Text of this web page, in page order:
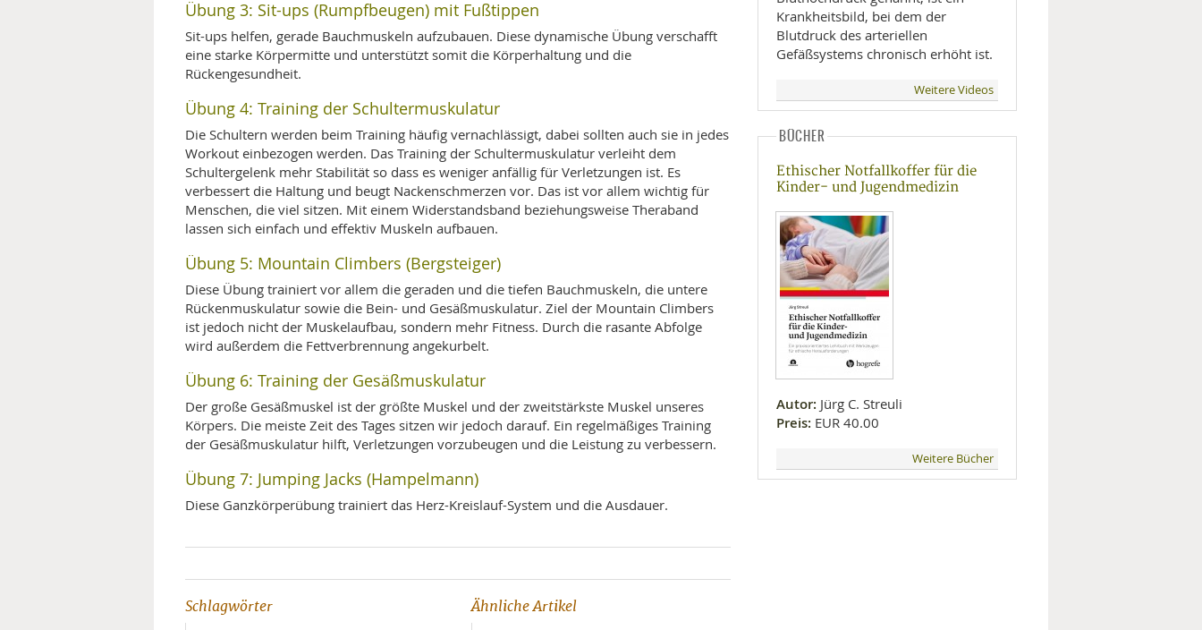
Übung 3: Sit-ups (Rumpfbeugen) mit Fußtippen
Sit-ups helfen, gerade Bauchmuskeln aufzubauen. Diese dynamische Übung verschafft
eine starke Körpermitte und unterstützt somit die Körperhaltung und die
Rückengesundheit.
Übung 4: Training der Schultermuskulatur
Die Schultern werden beim Training häufig vernachlässigt, dabei sollten auch sie in jedes
Workout einbezogen werden. Das Training der Schultermuskulatur verleiht dem
Schultergelenk mehr Stabilität so dass es weniger anfällig für Verletzungen ist. Es
verbessert die Haltung und beugt Nackenschmerzen vor. Das ist vor allem wichtig für
Menschen, die viel sitzen. Mit einem Widerstandsband beziehungsweise Theraband
lassen sich einfach und effektiv Muskeln aufbauen.
Übung 5: Mountain Climbers (Bergsteiger)
Diese Übung trainiert vor allem die geraden und die tiefen Bauchmuskeln, die untere
Rückenmuskulatur sowie die Bein- und Gesäßmuskulatur. Ziel der Mountain Climbers
ist jedoch nicht der Muskelaufbau, sondern mehr Fitness. Durch die rasante Abfolge
wird außerdem die Fettverbrennung angekurbelt.
Übung 6: Training der Gesäßmuskulatur
Der große Gesäßmuskel ist der größte Muskel und der zweitstärkste Muskel unseres
Körpers. Die meiste Zeit des Tages sitzen wir jedoch darauf. Ein regelmäßiges Training
der Gesäßmuskulatur hilft, Verletzungen vorzubeugen und die Leistung zu verbessern.
Übung 7: Jumping Jacks (Hampelmann)
Diese Ganzkörperübung trainiert das Herz-Kreislauf-System und die Ausdauer.
Schlagwörter Ähnliche Artikel
Krankheitsbild, bei dem der
Blutdruck des arteriellen
Gefäßsystems chronisch erhöht ist.
Weitere Videos
BÜCHER
Ethischer Notfallkoffer für die
Kinder- und Jugendmedizin
Autor: Jürg C. Streuli
Preis: EUR 40.00
Weitere Bücher